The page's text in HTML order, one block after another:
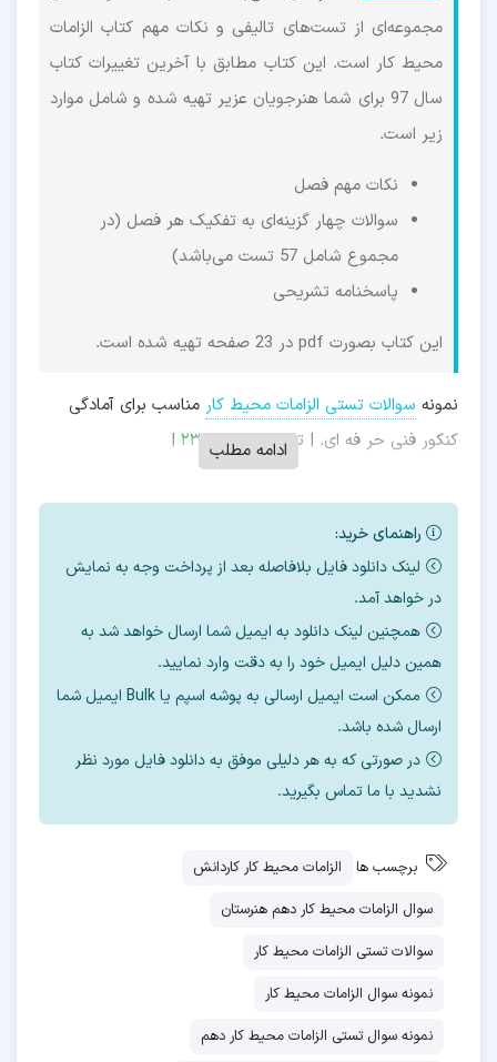
مجموعه‌ای از تست‌های تالیفی و نکات مهم کتاب الزامات
محیط کار است. این کتاب مطابق با آخرین تغییرات کتاب
سال 97 برای شما هنرجویان عزیر تهیه شده و شامل موارد
زیر است.
نکات مهم فصل
سوالات چهار گزینه‌ای به تفکیک هر فصل (در
مجموع شامل 57 تست می‌باشد)
پاسخنامه تشریحی
این کتاب بصورت pdf در 23 صفحه تهیه شده است.
نمونه سوالات تستی الزامات محیط کار مناسب برای آمادگی
کنکور فنی حر فه ای. | تعداد صفحات: ۲۳ | ادامه مطلب
راهنمای خرید:
لینک دانلود فایل بلافاصله بعد از پرداخت وجه به نمایش
در خواهد آمد.
همچنین لینک دانلود به ایمیل شما ارسال خواهد شد به
همین دلیل ایمیل خود را به دقت وارد نمایید.
ممکن است ایمیل ارسالی به پوشه اسپم یا Bulk ایمیل شما
ارسال شده باشد.
در صورتی که به هر دلیلی موفق به دانلود فایل مورد نظر
نشدید با ما تماس بگیرید.
برچسب ها
الزامات محیط کار کاردانش
سوال الزامات محیط کار دهم هنرستان
سوالات تستی الزامات محیط کار
نمونه سوال الزامات محیط کار
نمونه سوال تستی الزامات محیط کار دهم